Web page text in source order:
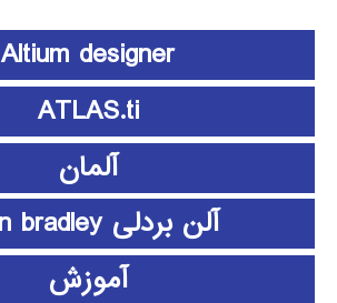
Altium designer
ATLAS.ti
آلمان
آلن بردلی Allen bradley
آموزش